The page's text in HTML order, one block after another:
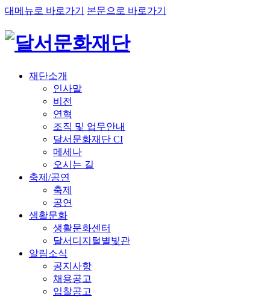
대메뉴로 바로가기 본문으로 바로가기
재단소개
인사말
비전
연혁
조직 및 업무안내
달서문화재단 CI
메세나
오시는 길
축제/공연
축제
공연
생활문화
생활문화센터
달서디지털별빛관
알림소식
공지사항
채용공고
입찰공고